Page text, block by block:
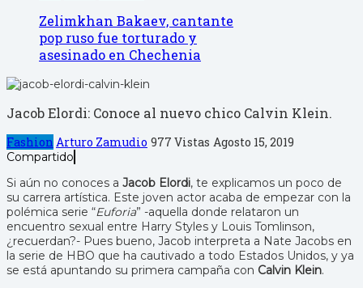
Zelimkhan Bakaev, cantante
pop ruso fue torturado y
asesinado en Chechenia
Jacob Elordi: Conoce al nuevo chico Calvin Klein.
Fashion Arturo Zamudio 977 Vistas Agosto 15, 2019
Compartido
Si aún no conoces a Jacob Elordi, te explicamos un poco de
su carrera artística. Este joven actor acaba de empezar con la
polémica serie “Euforia” -aquella donde relataron un
encuentro sexual entre Harry Styles y Louis Tomlinson,
¿recuerdan?- Pues bueno, Jacob interpreta a Nate Jacobs en
la serie de HBO que ha cautivado a todo Estados Unidos, y ya
se está apuntando su primera campaña con Calvin Klein.